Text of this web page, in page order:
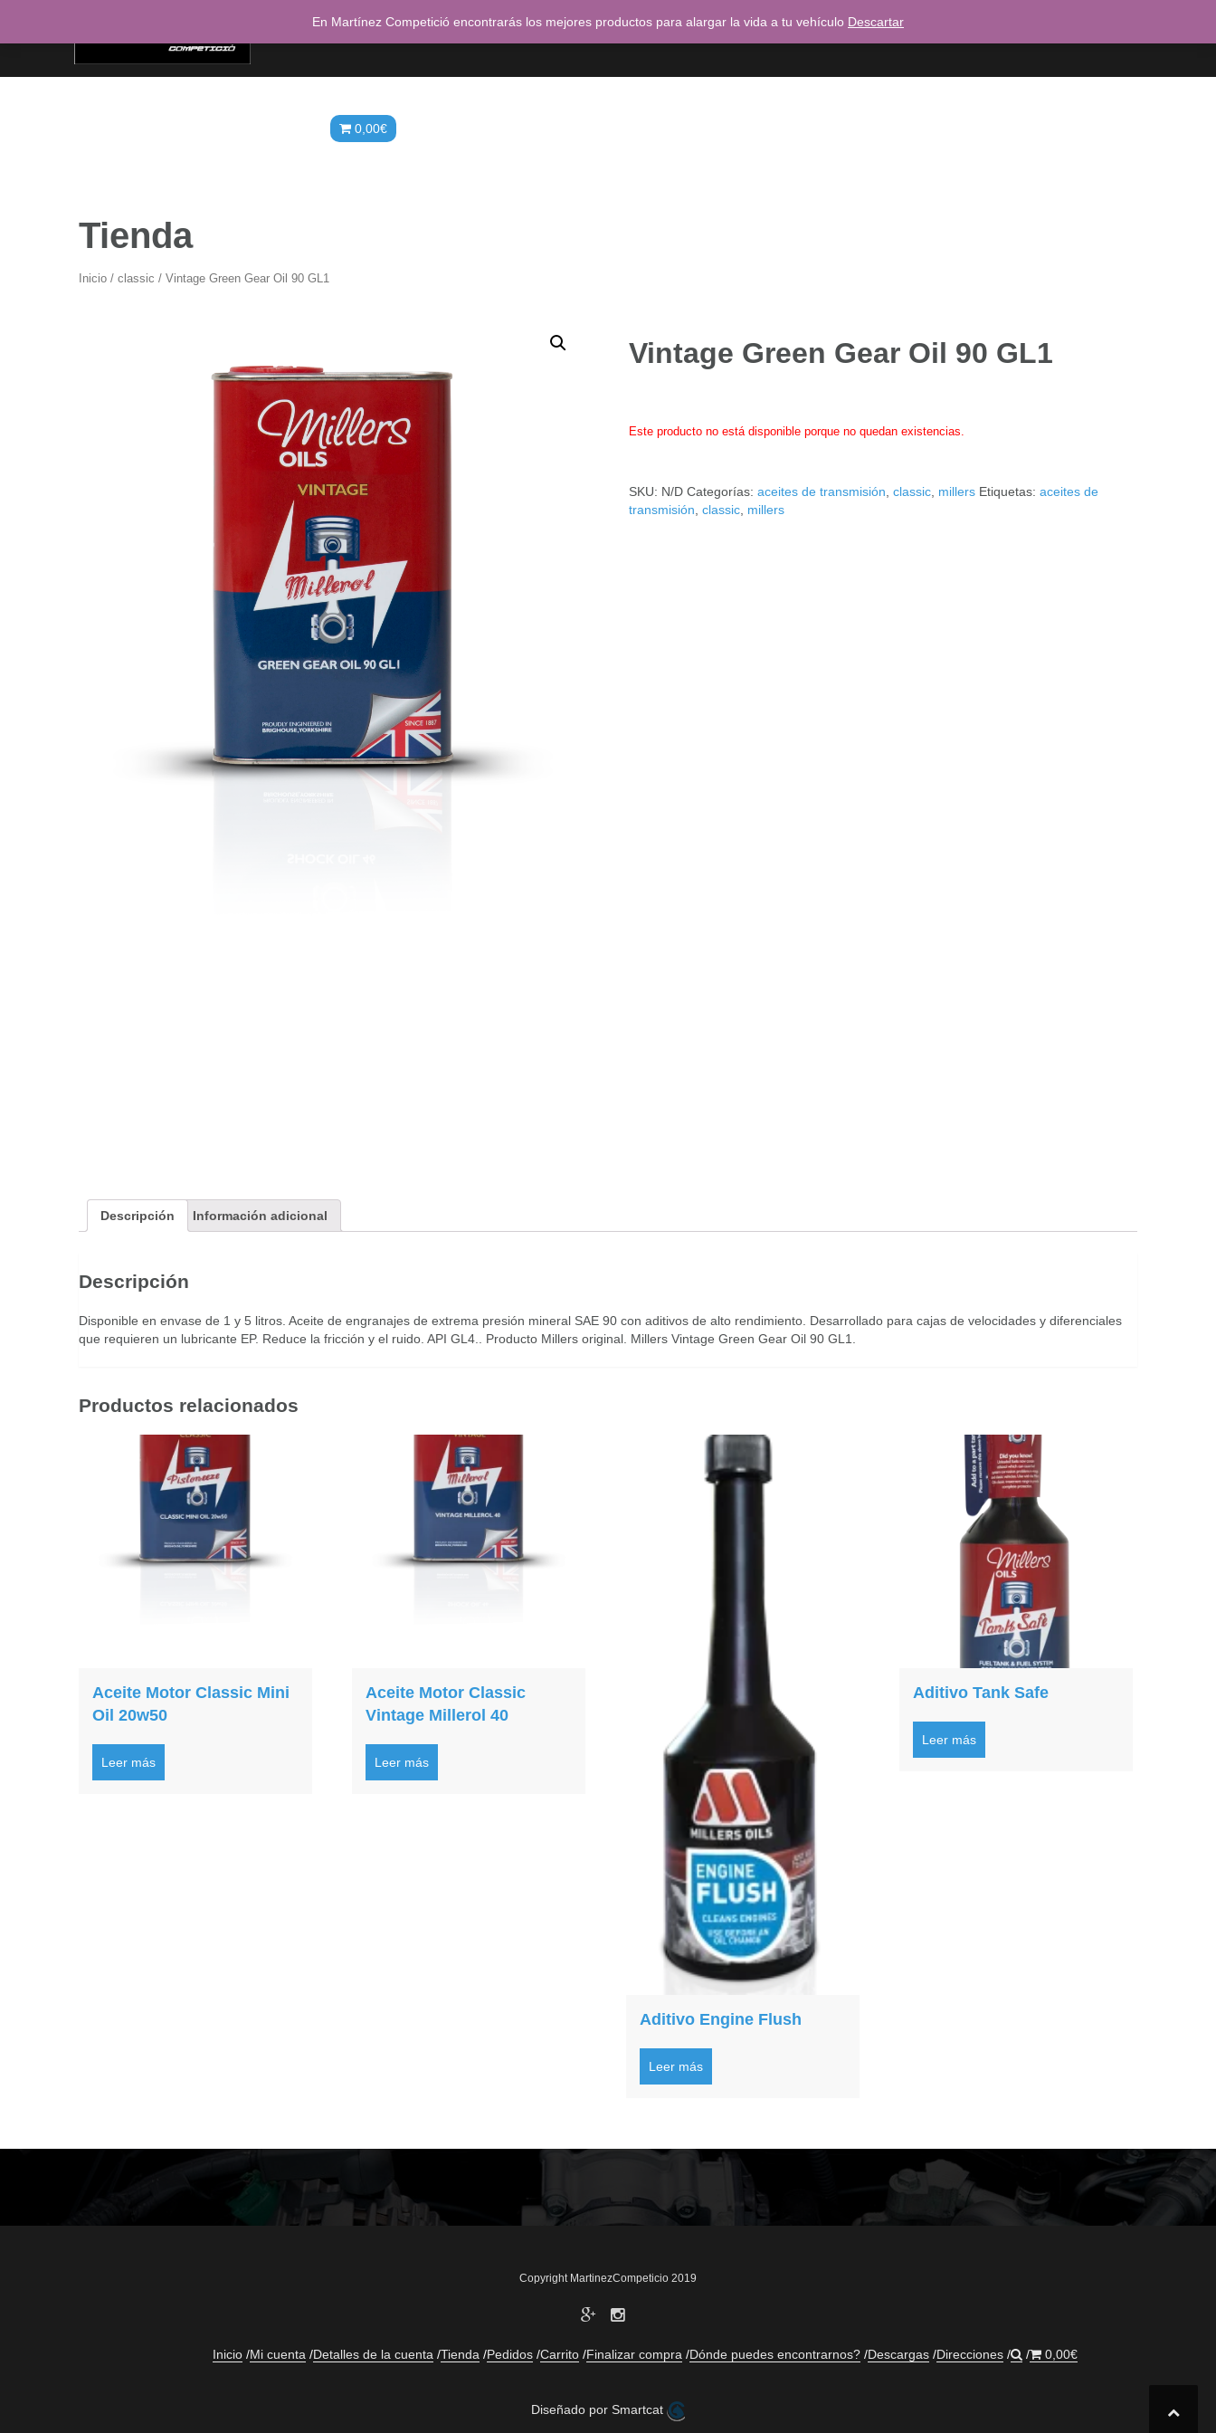
contenido
0,00€
Tienda
Inicio / classic / Vintage Green Gear Oil 90 GL1
Vintage Green Gear Oil 90 GL1
Este producto no está disponible porque no quedan existencias.
SKU: N/D Categorías:aceites de transmisión ,classic millers Etiquetas:aceites de
transmisión ,classic millers
Descripción Información adicional
Descripción
Disponible en envase de 1 y 5 litros. Aceite de engranajes de extrema presión mineral SAE 90 con aditivos de alto rendimiento. Desarrollado para cajas de velocidades y diferenciales
que requieren un lubricante EP. Reduce la fricción y el ruido. API GL4.. Producto Millers original. Millers Vintage Green Gear Oil 90 GL1.
Productos relacionados
Aceite Motor Classic Mini
Oil 20w50
Leer más
Aceite Motor Classic
Vintage Millerol 40
Leer más
Aditivo Engine Flush
Leer más
Aditivo Tank Safe
Leer más
Copyright MartinezCompeticio 2019
Inicio Mi cuenta Detalles de la cuenta Tienda Pedidos Carrito Finalizar compra Dónde puedes encontrarnos? Descargas Direcciones 0,00€
Diseñado por Smartcat
En Martínez Competició encontrarás los mejores productos para alargar la vida a tu vehículo Descartar